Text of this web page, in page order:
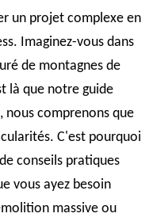
un projet complexe en
Imaginez-vous dans
de montagnes de
là que notre guide
nous comprenons que
C'est pourquoi
conseils pratiques
vous ayez besoin
massive ou